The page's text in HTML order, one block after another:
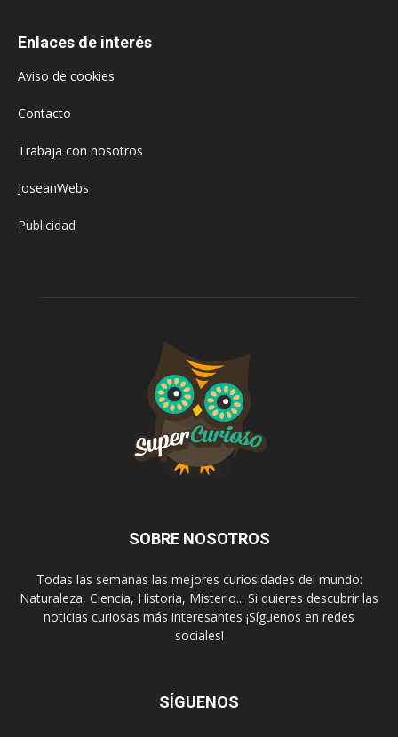
Enlaces de interés
Aviso de cookies
Contacto
Trabaja con nosotros
JoseanWebs
Publicidad
SOBRE NOSOTROS
Todas las semanas las mejores curiosidades del mundo:
Naturaleza, Ciencia, Historia, Misterio... Si quieres descubrir las
noticias curiosas más interesantes ¡Síguenos en redes
sociales!
SÍGUENOS